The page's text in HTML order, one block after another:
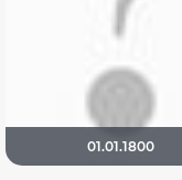
01.01.1800